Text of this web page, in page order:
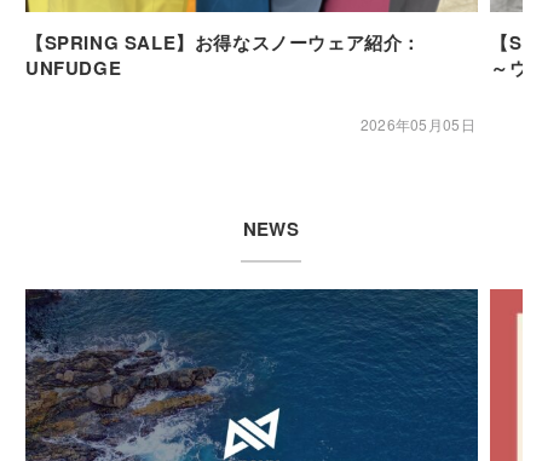
【SPRING SALE】お得なスノーウェア紹介：
UNFUDGE
2026年05月05日
【
～ウ
NEWS